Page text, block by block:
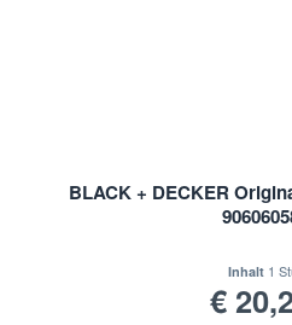
BLACK + DECKER
Inhalt 1
€